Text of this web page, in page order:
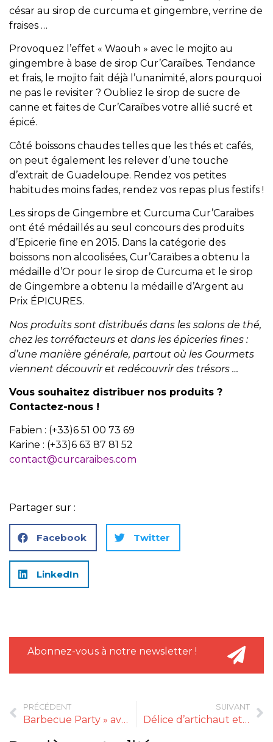
césar au sirop de curcuma et gingembre, verrine de
fraises …
Provoquez l’effet « Waouh » avec le mojito au
gingembre à base de sirop Cur’Caraïbes. Tendance
et frais, le mojito fait déjà l’unanimité, alors pourquoi
ne pas le revisiter ? Oubliez le sirop de sucre de
canne et faites de Cur’Caraïbes votre allié sucré et
épicé.
Côté boissons chaudes telles que les thés et cafés,
on peut également les relever d’une touche
d’extrait de Guadeloupe. Rendez vos petites
habitudes moins fades, rendez vos repas plus festifs !
Les sirops de Gingembre et Curcuma Cur’Caraibes
ont été médaillés au seul concours des produits
d’Epicerie fine en 2015. Dans la catégorie des
boissons non alcoolisées, Cur’Caraïbes a obtenu la
médaille d’Or pour le sirop de Curcuma et le sirop
de Gingembre a obtenu la médaille d’Argent au
Prix ÉPICURES.
Nos produits sont distribués dans les salons de thé,
chez les torréfacteurs et dans les épiceries fines :
d’une manière générale, partout où les Gourmets
viennent découvrir et redécouvrir des trésors …
Vous souhaitez distribuer nos produits ?
Contactez-nous !
Fabien : (+33)6 51 00 73 69
Karine : (+33)6 63 87 81 52
contact@curcaraibes.com
Partager sur :
Facebook Twitter
LinkedIn
Abonnez-vous à notre newsletter !
PRÉCÉDENT
Barbecue Party » avec l’Épicurien
SUIVANT
Délice d’artichaut et fromage frais